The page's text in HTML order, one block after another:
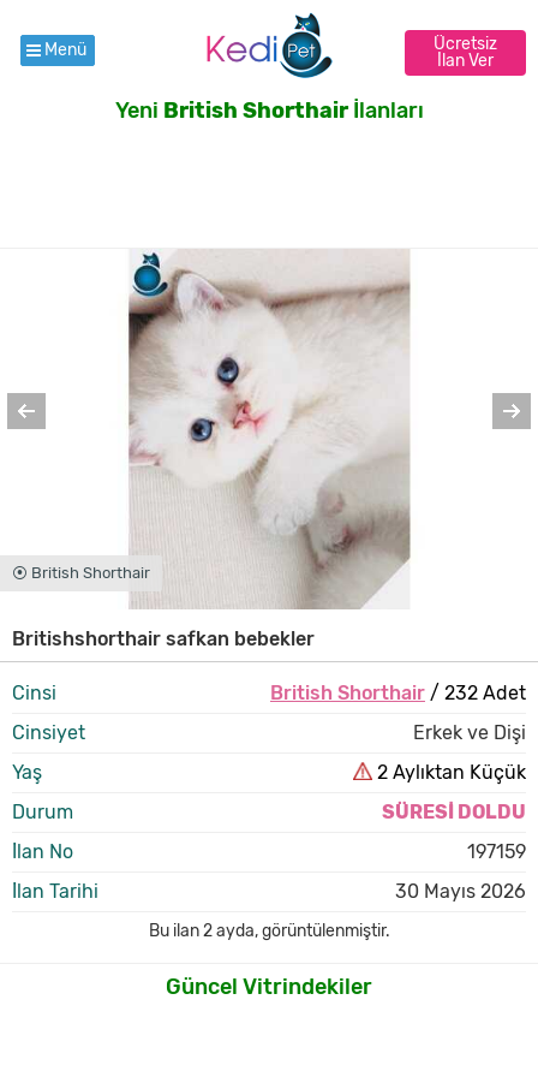
Menü
Ücretsiz
İlan Ver
Yeni British Shorthairİlanları
⦿ British Shorthair
Britishshorthair safkan bebekler
Cinsi British Shorthair/ 232 Adet
Cinsiyet
Erkek ve Dişi
Yaş
2 Aylıktan Küçük
Durum
SÜRESİ DOLDU
İlan No
197159
İlan Tarihi
30 Mayıs 2026
Bu ilan2 ayda,görüntülenmiştir.
Güncel Vitrindekiler